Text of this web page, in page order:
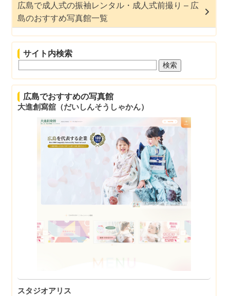
広島で成人式の振袖レンタル・成人式前撮り – 広
島のおすすめ写真館一覧
サイト内検索
広島でおすすめの写真館
大進創寫舘（だいしんそうしゃかん）
スタジオアリス